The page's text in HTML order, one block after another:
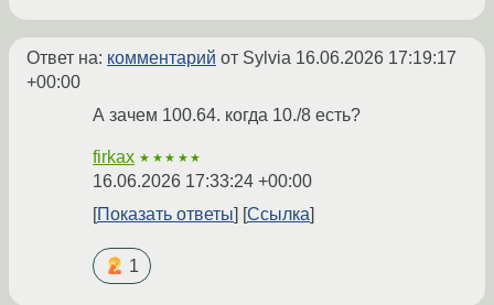
Ответ на: комментарий от Sylvia 16.06.2026 17:19:17
+00:00
А зачем 100.64. когда 10./8 есть?
firkax ★★★★★
16.06.2026 17:33:24 +00:00
Показать ответы
Ссылка
1